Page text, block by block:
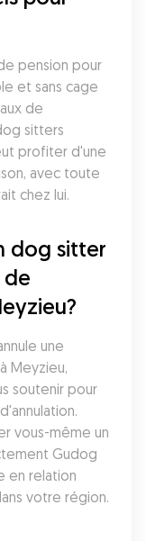
pension pour
et sans cage
de
sitters
profiter d'une
avec toute
chez lui.
dog sitter
de
une
Meyzieu,
soutenir pour
vous-même un
Gudog
en relation
votre région.